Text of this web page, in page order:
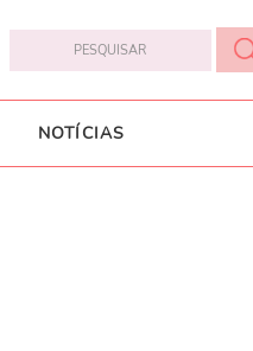
NOTÍCIAS